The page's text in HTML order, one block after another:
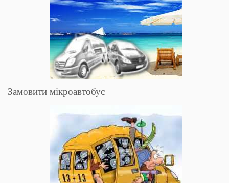
Замовити мікроавтобус